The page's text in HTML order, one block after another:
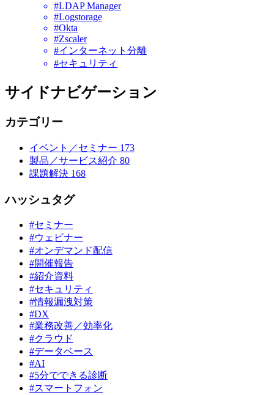
#LDAP Manager
#Logstorage
#Okta
#Zscaler
#インターネット分離
#セキュリティ
サイドナビゲーション
カテゴリー
イベント／セミナー 173
製品／サービス紹介 80
課題解決 168
ハッシュタグ
#セミナー
#ウェビナー
#オンデマンド配信
#開催報告
#紹介資料
#セキュリティ
#情報漏洩対策
#DX
#業務改善／効率化
#クラウド
#データベース
#AI
#5分でできる診断
#スマートフォン